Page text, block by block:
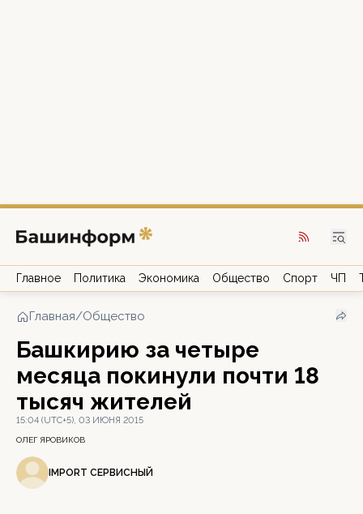
Главное Политика Экономика Общество Спорт ЧП
Главная/Общество
Башкирию за четыре
месяца покинули почти 18
тысяч жителей
15:04 (UTC+5), 03 ИЮНЯ 2015
ОЛЕГ ЯРОВИКОВ
IMPORT СЕРВИСНЫЙ